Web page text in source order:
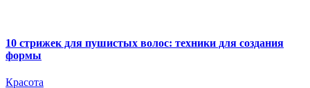
10 стрижек для пушистых волос: техники для создания
формы
Красота